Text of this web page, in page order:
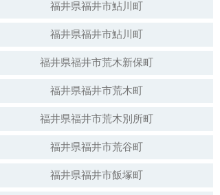
福井県福井市鮎川町
福井県福井市鮎川町
福井県福井市荒木新保町
福井県福井市荒木町
福井県福井市荒木別所町
福井県福井市荒谷町
福井県福井市飯塚町